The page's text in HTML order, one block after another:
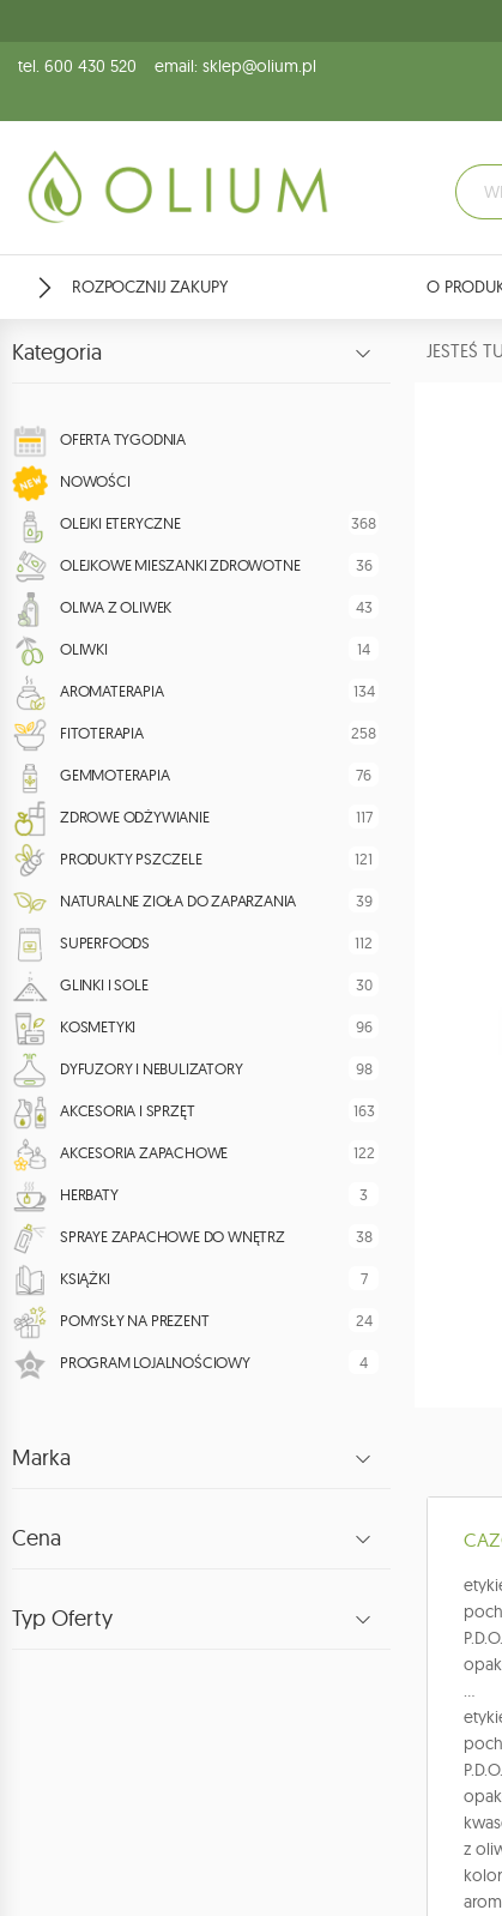
tel. 600 430 520 email: sklep@olium.pl
ROZPOCZNIJ ZAKUPY O
Kategoria
OFERTA TYGODNIA
NOWOŚCI
OLEJKI ETERYCZNE 368
OLEJKOWE MIESZANKI ZDROWOTNE 36
OLIWA Z OLIWEK 43
OLIWKI 14
AROMATERAPIA 134
FITOTERAPIA 258
GEMMOTERAPIA 76
ZDROWE ODŻYWIANIE 117
PRODUKTY PSZCZELE 121
NATURALNE ZIOŁA DO ZAPARZANIA 39
SUPERFOODS 112
GLINKI I SOLE 30
KOSMETYKI 96
DYFUZORY I NEBULIZATORY 98
AKCESORIA I SPRZĘT 163
AKCESORIA ZAPACHOWE 122
HERBATY 3
SPRAYE ZAPACHOWE DO WNĘTRZ 38
KSIĄŻKI 7
POMYSŁY NA PREZENT 24
PROGRAM LOJALNOŚCIOWY 4
Marka
Cena
Typ Oferty
JESTEŚ
...
z